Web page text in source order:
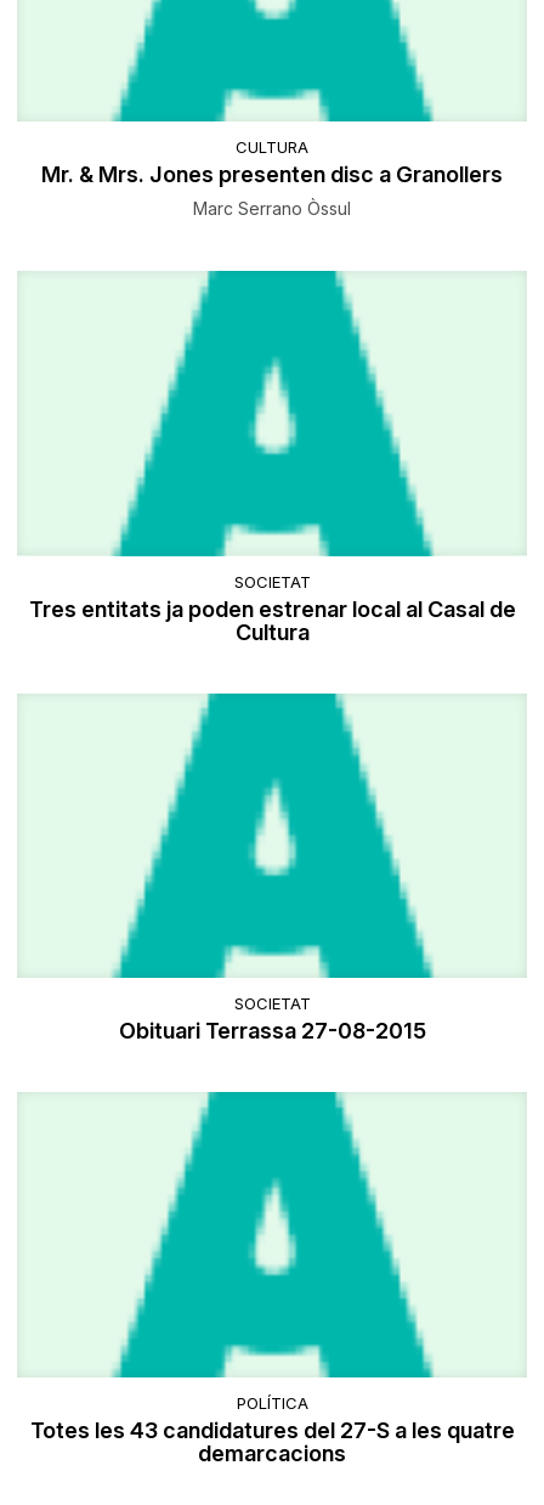
CULTURA
Mr. & Mrs. Jones presenten disc a Granollers
Marc Serrano Òssul
SOCIETAT
Tres entitats ja poden estrenar local al Casal de
Cultura
SOCIETAT
Obituari Terrassa 27-08-2015
POLÍTICA
Totes les 43 candidatures del 27-S a les quatre
demarcacions